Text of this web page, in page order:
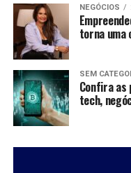
O empreendedorismo
como Tatiana Souza,
ser uma carreira de
dessas organizações
significativas em suas
inspiram futuras
mostrando que é
NEGÓCIOS
torna uma
SEM
Confira as
tech,